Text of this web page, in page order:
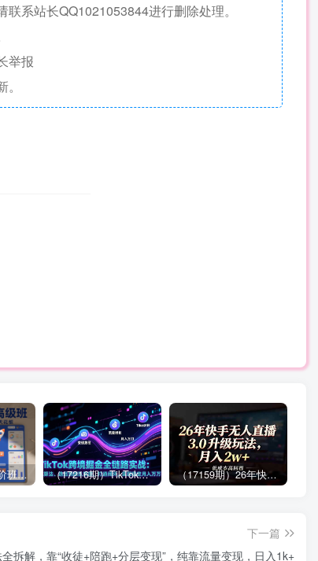
系站长QQ1021053844进行删除处理。
举报
拼多多特训营高阶班，独家玩法赋能，突破运营天花板（更新26年1月） （17216期）TikTok跨境掘金全链路实战：从算法、选品到团队管理，打通闭环，实现稳定月入万刀 （17159期）26年快手无人直播3.0升级玩法，低成本高回报，月入2w+
下一篇
拆解，靠“收徒+陪跑+分层变现”，纯靠流量变现，日入1k+